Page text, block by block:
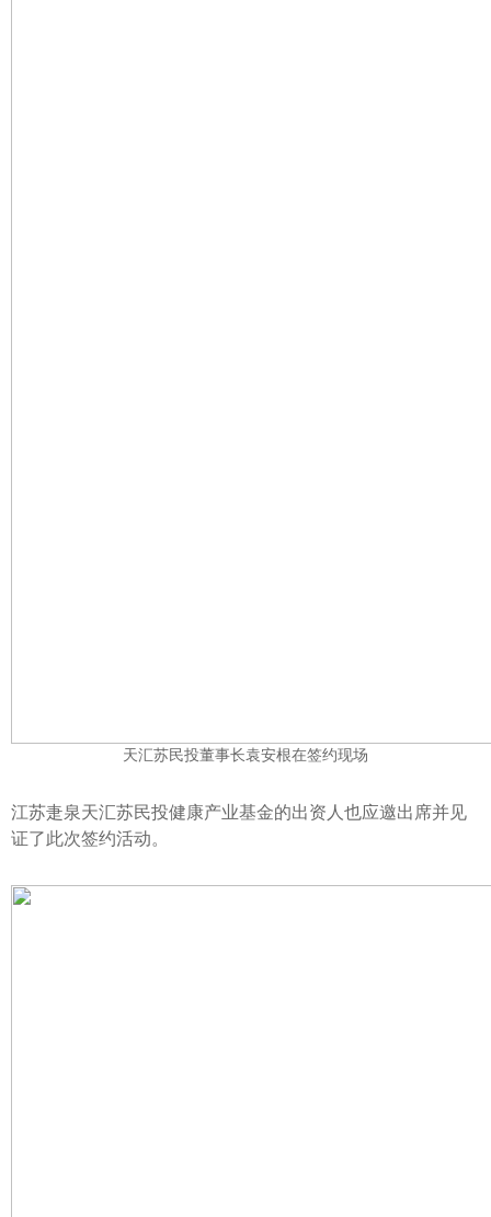
天汇苏民投董事长袁安根在签约现场
江苏疌泉天汇苏民投健康产业基金的出资人也应邀出席并见
证了此次签约活动。